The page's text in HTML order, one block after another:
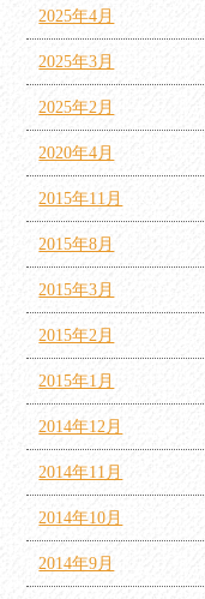
2025年4月
2025年3月
2025年2月
2020年4月
2015年11月
2015年8月
2015年3月
2015年2月
2015年1月
2014年12月
2014年11月
2014年10月
2014年9月